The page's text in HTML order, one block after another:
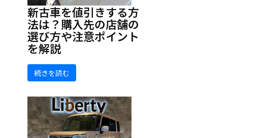
新古車を値引きする方
法は？購入先の店舗の
選び方や注意ポイント
を解説
続きを読む